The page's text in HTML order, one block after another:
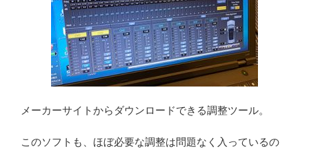
メーカーサイトからダウンロードできる調整ツール。
このソフトも、ほぼ必要な調整は問題なく入っているの